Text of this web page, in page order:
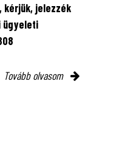
kérjük, jelezzék
ügyeleti
Tovább olvasom